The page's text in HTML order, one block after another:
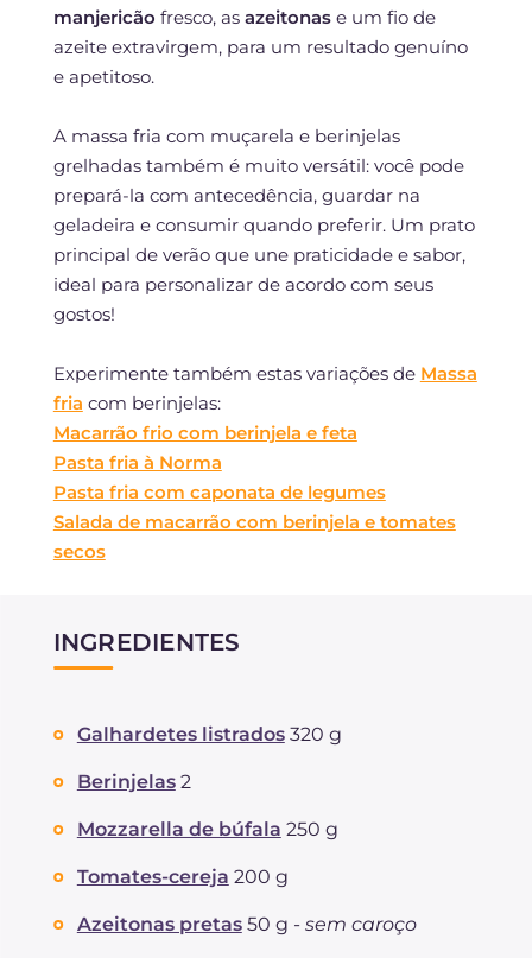
manjericão fresco, as azeitonase um fio de
azeite extravirgem, para um resultado genuíno
e apetitoso.
A massa fria com muçarela e berinjelas
grelhadas também é muito versátil: você pode
prepará-la com antecedência, guardar na
geladeira e consumir quando preferir. Um prato
principal de verão que une praticidade e sabor,
ideal para personalizar de acordo com seus
gostos!
Experimente também estas variações de Massa
fria com berinjelas:
Macarrão frio com berinjela e feta
Pasta fria à Norma
Pasta fria com caponata de legumes
Salada de macarrão com berinjela e tomates
secos
INGREDIENTES
Galhardetes listrados 320 g
Berinjelas 2
Mozzarella de búfala 250 g
Tomates-cereja 200 g
Azeitonas pretas 50 g - sem caroço